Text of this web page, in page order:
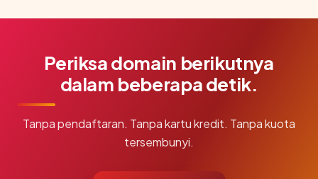
Periksa domain berikutnya
dalam beberapa detik.
Tanpa pendaftaran. Tanpa kartu kredit. Tanpa kuota
tersembunyi.